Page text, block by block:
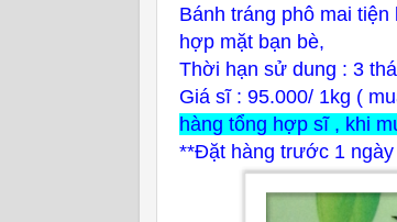
Bánh tráng phô mai tiện
hợp mặt bạn bè,
Thời hạn sử dung : 3
Giá sĩ : 95.000/ 1kg (
hàng tổng hợp sĩ , khi
**Đặt hàng trước 1 ngày